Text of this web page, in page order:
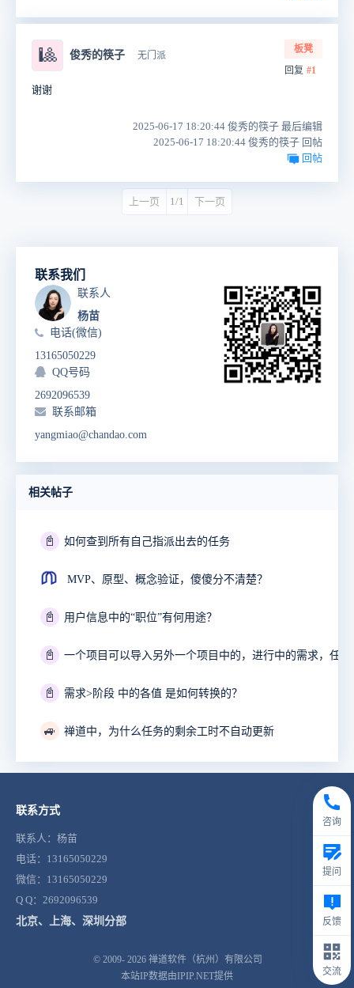
🎱 俊秀的筷子 无门派
板凳
回复 #1
谢谢
2025-06-17 18:20:44 俊秀的筷子 最后编辑
2025-06-17 18:20:44 俊秀的筷子 回帖
回帖
上一页 1/1 下一页
联系我们
联系人
杨苗
电话(微信)
13165050229
QQ号码
2692096539
联系邮箱
yangmiao@chandao.com
相关帖子
📓 如何查到所有自己指派出去的任务
MVP、原型、概念验证，傻傻分不清楚？
📓 用户信息中的“职位”有何用途？
📓
📓 需求>阶段 中的各值 是如何转换的？
🚙 禅道中，为什么任务的剩余工时不自动更新
联系方式
联系人：杨苗
电话：13165050229
微信：13165050229
Q Q：2692096539
北京、上海、深圳分部
© 2009- 2026 禅道软件（杭州）有限公司
本站IP数据由IPIP.NET提供
咨询
提问
反馈
交流